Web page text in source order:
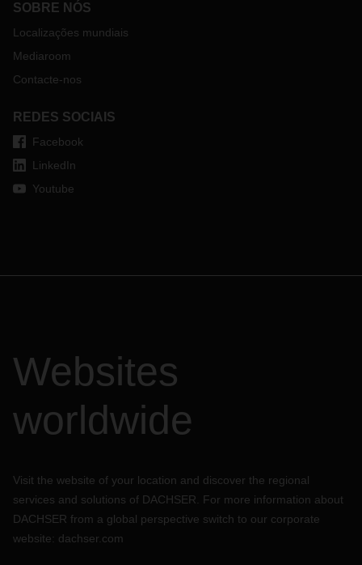
SOBRE NÓS
Localizações mundiais
Mediaroom
Contacte-nos
REDES SOCIAIS
Facebook
LinkedIn
Youtube
Websites
worldwide
Visit the website of your location and discover the regional
services and solutions of DACHSER. For more information about
DACHSER from a global perspective switch to our corporate
website: dachser.com